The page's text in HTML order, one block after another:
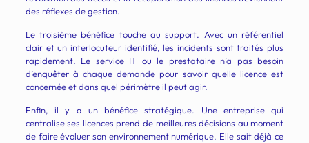
des réflexes de gestion.
Le troisième bénéfice touche au support. Avec un référentiel
clair et un interlocuteur identifié, les incidents sont traités plus
rapidement. Le service IT ou le prestataire n’a pas besoin
d’enquêter à chaque demande pour savoir quelle licence est
concernée et dans quel périmètre il peut agir.
Enfin, il y a un bénéfice stratégique. Une entreprise qui
centralise ses licences prend de meilleures décisions au moment
de faire évoluer son environnement numérique. Elle sait déjà ce